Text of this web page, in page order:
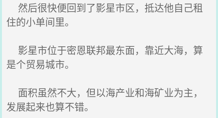
然后很快便回到了影星市区，抵达他自己租
住的小单间里。
影星市位于密恩联邦最东面，靠近大海，算
是个贸易城市。
面积虽然不大，但以海产业和海矿业为主，
发展起来也算不错。